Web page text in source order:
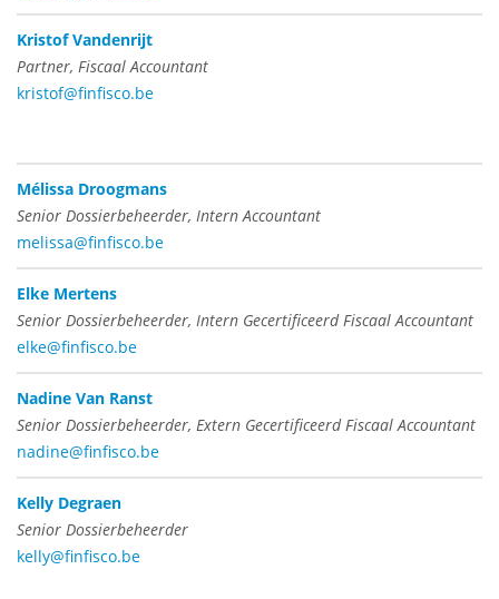
Kristof Vandenrijt
Partner, Fiscaal Accountant
kristof@finfisco.be
Mélissa Droogmans
Senior Dossierbeheerder, Intern Accountant
melissa@finfisco.be
Elke Mertens
Senior Dossierbeheerder, Intern Gecertificeerd Fiscaal Accountant
elke@finfisco.be
Nadine Van Ranst
Senior Dossierbeheerder, Extern Gecertificeerd Fiscaal Accountant
nadine@finfisco.be
Kelly Degraen
Senior Dossierbeheerder
kelly@finfisco.be